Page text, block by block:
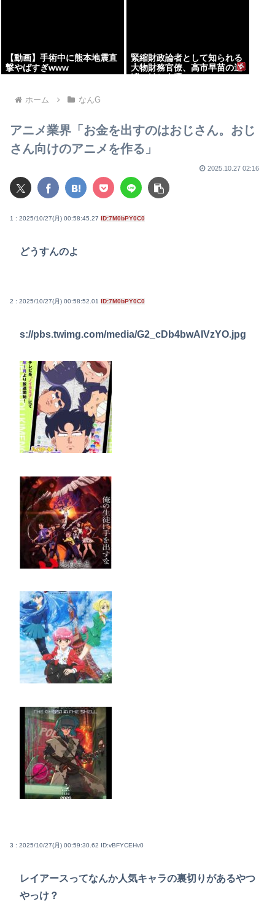
【動画】手術中に熊本地震直
撃やばすぎwww
緊縮財政論者として知られる
大物財務官僚、高市早苗の逆
鱗に触れ左遷
ホーム なんG
アニメ業界「お金を出すのはおじさん。おじ
さん向けのアニメを作る」
2025.10.27 02:16
1 : 2025/10/27(月) 00:58:45.27 ID:7M0bPY0C0
どうすんのよ
2 : 2025/10/27(月) 00:58:52.01 ID:7M0bPY0C0
s://pbs.twimg.com/media/G2_cDb4bwAIVzYO.jpg
3 : 2025/10/27(月) 00:59:30.62 ID:vBFYCEHv0
レイアースってなんか人気キャラの裏切りがあるやつ
やっけ？